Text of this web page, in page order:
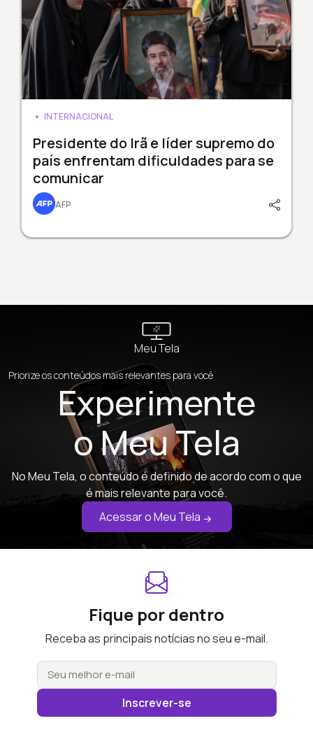
INTERNACIONAL
Presidente do Irã e líder supremo do
país enfrentam dificuldades para se
comunicar
AFP
Meu Tela
Priorize os conteúdos mais relevantes para você
Experimente
o Meu Tela
No Meu Tela, o conteúdo é definido de acordo com o que
é mais relevante para você.
Acessar o Meu Tela
Fique por dentro
Receba as principais notícias no seu e-mail.
Inscrever-se